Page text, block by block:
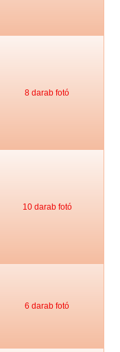
8 darab fotó
10 darab fotó
6 darab fotó